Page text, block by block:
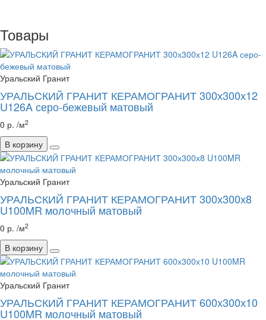
Товары
Уральский Гранит
УРАЛЬСКИЙ ГРАНИТ КЕРАМОГРАНИТ 300х300х12
U126A серо-бежевый матовый
0 р. /м2
В корзину
Уральский Гранит
УРАЛЬСКИЙ ГРАНИТ КЕРАМОГРАНИТ 300х300х8
U100MR молочный матовый
0 р. /м2
В корзину
Уральский Гранит
УРАЛЬСКИЙ ГРАНИТ КЕРАМОГРАНИТ 600х300х10
U100MR молочный матовый